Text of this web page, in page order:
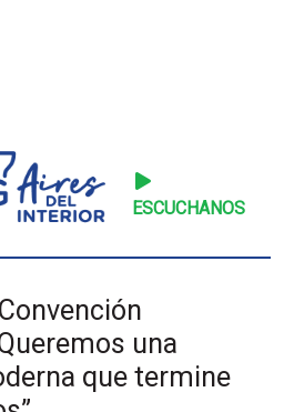
ESCUCHANOS
una
que termine